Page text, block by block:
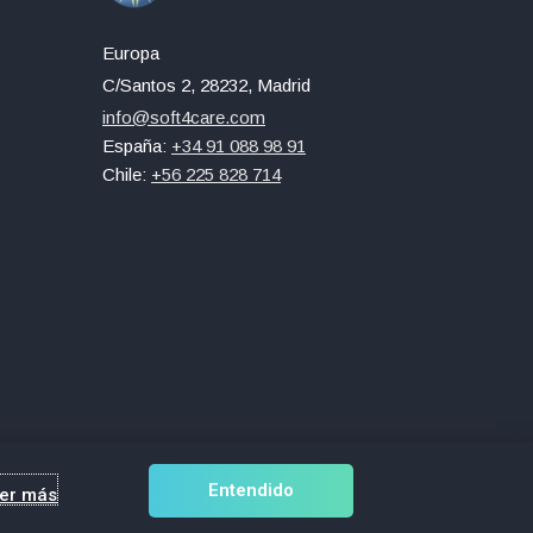
Europa
C/Santos 2, 28232, Madrid
info@soft4care.com
España: +34 91 088 98 91
Chile: +56 225 828 714
más Entendido